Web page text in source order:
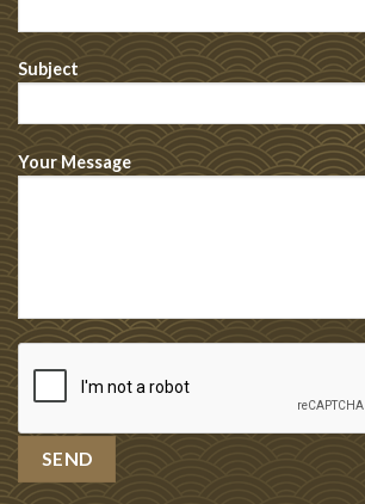
Subject
Your Message